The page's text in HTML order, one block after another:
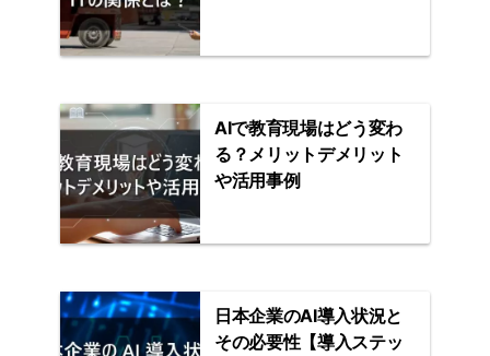
AIで教育現場はどう変わ
る？メリットデメリット
や活用事例
日本企業のAI導入状況と
その必要性【導入ステッ